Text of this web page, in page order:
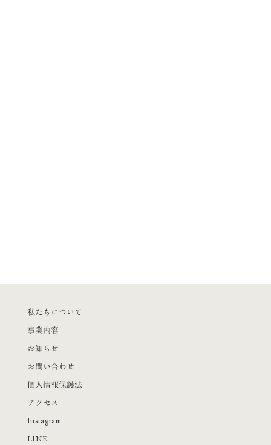
私たちについて
事業内容
お知らせ
お問い合わせ
個人情報保護法
アクセス
Instagram
LINE